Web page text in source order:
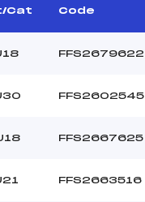
–
09H45
MEYNET (MB)
Cat Code
FFS2679622
FFS2602545
FFS2667625
FFS2663516